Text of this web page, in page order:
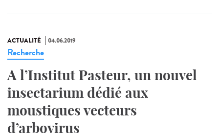
ACTUALITÉ 04.06.2019
Recherche
A l’Institut Pasteur, un nouvel
insectarium dédié aux
moustiques vecteurs
d’arbovirus